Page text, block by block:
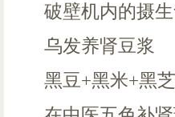
破壁机内的摄
乌发养肾豆浆
黑豆+黑米+黑